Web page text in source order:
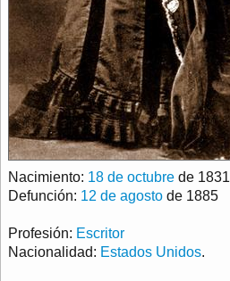
Nacimiento: 18 de octubre de 1831
Defunción: 12 de agosto de 1885
Profesión: Escritor
Nacionalidad: Estados Unidos.